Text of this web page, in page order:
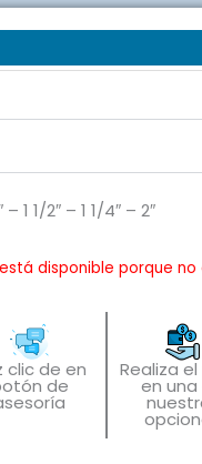
1 1/2″ – 1 1/4″ – 2″
disponible porque no
clic de en
de
Realiza
en una